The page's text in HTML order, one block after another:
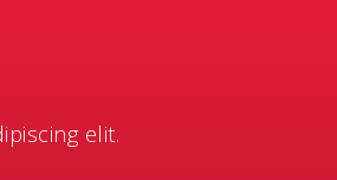
elit.